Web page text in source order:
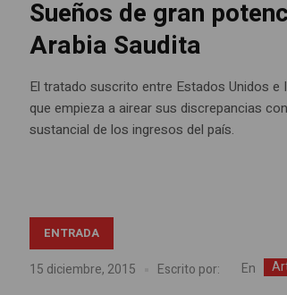
Sueños de gran
Arabia Saudita
El tratado suscrito entre Estados Unidos e
que empieza a airear sus discrepancias
sustancial de los ingresos del país.
ENTRADA
15 diciembre, 2015 Escrito por: En